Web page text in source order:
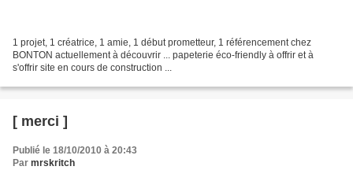
1 projet, 1 créatrice, 1 amie, 1 début prometteur, 1 référencement chez
BONTON actuellement à découvrir ... papeterie éco-friendly à offrir et à
s'offrir site en cours de construction ...
[ merci ]
Publié le 18/10/2010 à 20:43
Par mrskritch